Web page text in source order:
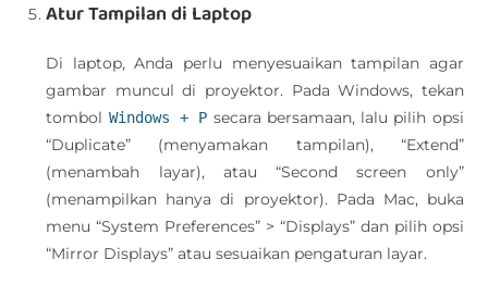
Atur Tampilan di Laptop
Di laptop, Anda perlu menyesuaikan tampilan agar
gambar muncul di proyektor. Pada Windows, tekan
tombol Windows + P secara bersamaan, lalu pilih opsi
“Duplicate” (menyamakan tampilan), “Extend”
(menambah layar), atau “Second screen only”
(menampilkan hanya di proyektor). Pada Mac, buka
menu “System Preferences” > “Displays” dan pilih opsi
“Mirror Displays” atau sesuaikan pengaturan layar.